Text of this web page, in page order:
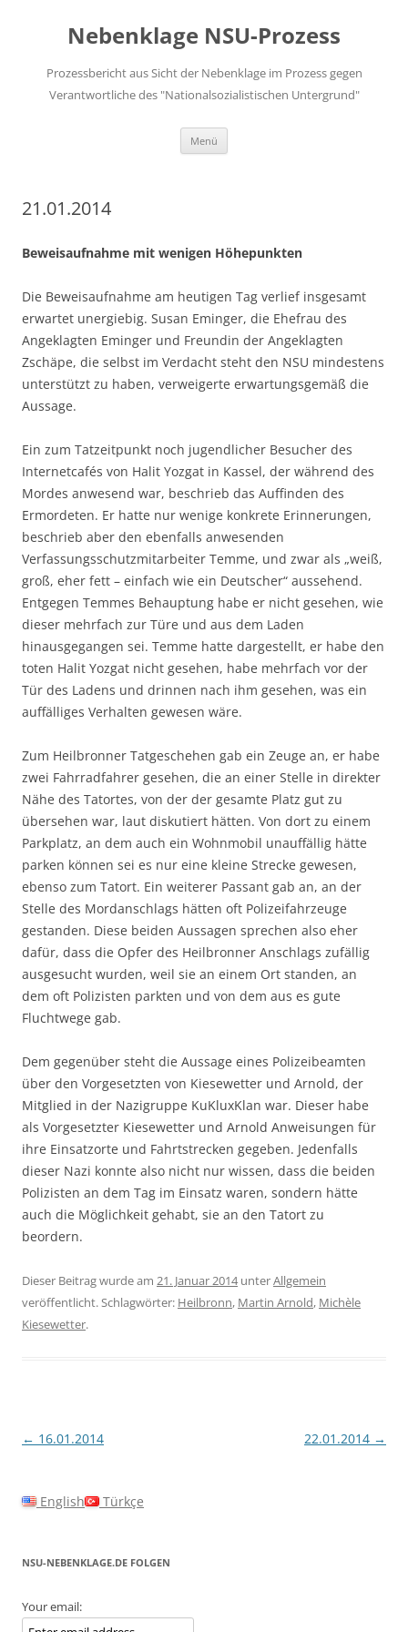
springenNebenklage NSU-Prozess
Prozessbericht aus Sicht der Nebenklage im Prozess gegen
Verantwortliche des "Nationalsozialistischen Untergrund"
Menü
21.01.2014
Beweisaufnahme mit wenigen Höhepunkten
Die Beweisaufnahme am heutigen Tag verlief insgesamt
erwartet unergiebig. Susan Eminger, die Ehefrau des
Angeklagten Eminger und Freundin der Angeklagten
Zschäpe, die selbst im Verdacht steht den NSU mindestens
unterstützt zu haben, verweigerte erwartungsgemäß die
Aussage.
Ein zum Tatzeitpunkt noch jugendlicher Besucher des
Internetcafés von Halit Yozgat in Kassel, der während des
Mordes anwesend war, beschrieb das Auffinden des
Ermordeten. Er hatte nur wenige konkrete Erinnerungen,
beschrieb aber den ebenfalls anwesenden
Verfassungsschutzmitarbeiter Temme, und zwar als „weiß,
groß, eher fett – einfach wie ein Deutscher“ aussehend.
Entgegen Temmes Behauptung habe er nicht gesehen, wie
dieser mehrfach zur Türe und aus dem Laden
hinausgegangen sei. Temme hatte dargestellt, er habe den
toten Halit Yozgat nicht gesehen, habe mehrfach vor der
Tür des Ladens und drinnen nach ihm gesehen, was ein
auffälliges Verhalten gewesen wäre.
Zum Heilbronner Tatgeschehen gab ein Zeuge an, er habe
zwei Fahrradfahrer gesehen, die an einer Stelle in direkter
Nähe des Tatortes, von der der gesamte Platz gut zu
übersehen war, laut diskutiert hätten. Von dort zu einem
Parkplatz, an dem auch ein Wohnmobil unauffällig hätte
parken können sei es nur eine kleine Strecke gewesen,
ebenso zum Tatort. Ein weiterer Passant gab an, an der
Stelle des Mordanschlags hätten oft Polizeifahrzeuge
gestanden. Diese beiden Aussagen sprechen also eher
dafür, dass die Opfer des Heilbronner Anschlags zufällig
ausgesucht wurden, weil sie an einem Ort standen, an
dem oft Polizisten parkten und von dem aus es gute
Fluchtwege gab.
Dem gegenüber steht die Aussage eines Polizeibeamten
über den Vorgesetzten von Kiesewetter und Arnold, der
Mitglied in der Nazigruppe KuKluxKlan war. Dieser habe
als Vorgesetzter Kiesewetter und Arnold Anweisungen für
ihre Einsatzorte und Fahrtstrecken gegeben. Jedenfalls
dieser Nazi konnte also nicht nur wissen, dass die beiden
Polizisten an dem Tag im Einsatz waren, sondern hätte
auch die Möglichkeit gehabt, sie an den Tatort zu
beordern.
Dieser Beitrag wurde am 21. Januar 2014unterAllgemein
veröffentlicht. Schlagwörter: Heilbronn, Martin Arnold, Michèle
Kiesewetter.
Beitragsnavigation
← 16.01.2014 22.01.2014 →
English Türkçe
NSU-NEBENKLAGE.DE FOLGEN
Your email: